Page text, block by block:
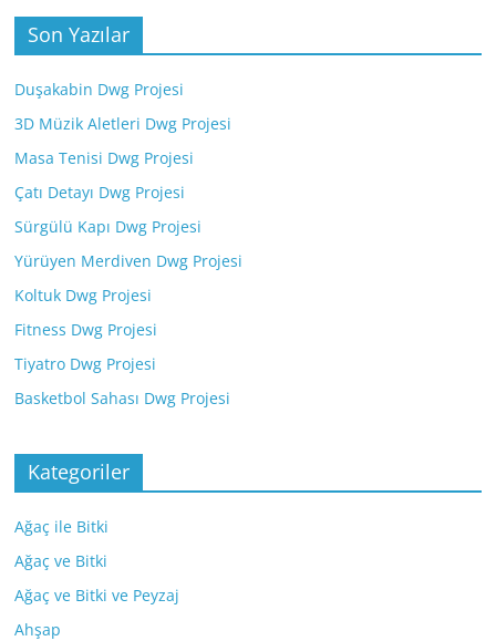
Son Yazılar
Duşakabin Dwg Projesi
3D Müzik Aletleri Dwg Projesi
Masa Tenisi Dwg Projesi
Çatı Detayı Dwg Projesi
Sürgülü Kapı Dwg Projesi
Yürüyen Merdiven Dwg Projesi
Koltuk Dwg Projesi
Fitness Dwg Projesi
Tiyatro Dwg Projesi
Basketbol Sahası Dwg Projesi
Kategoriler
Ağaç ile Bitki
Ağaç ve Bitki
Ağaç ve Bitki ve Peyzaj
Ahşap